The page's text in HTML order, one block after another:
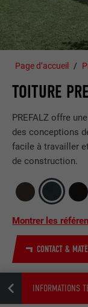
Page d’accueil
TOITURE
PREFALZ offre
des conceptions
facile à travailler
de construction.
Montrer les
CONTACT &
FAQ INFORMATIONS